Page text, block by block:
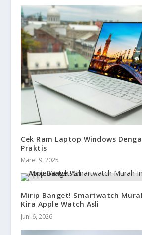
Cek Ram Laptop Windows
Praktis
Maret 9, 2025
Mirip Banget! Smartwatch
Kira Apple Watch Asli
Juni 6, 2026